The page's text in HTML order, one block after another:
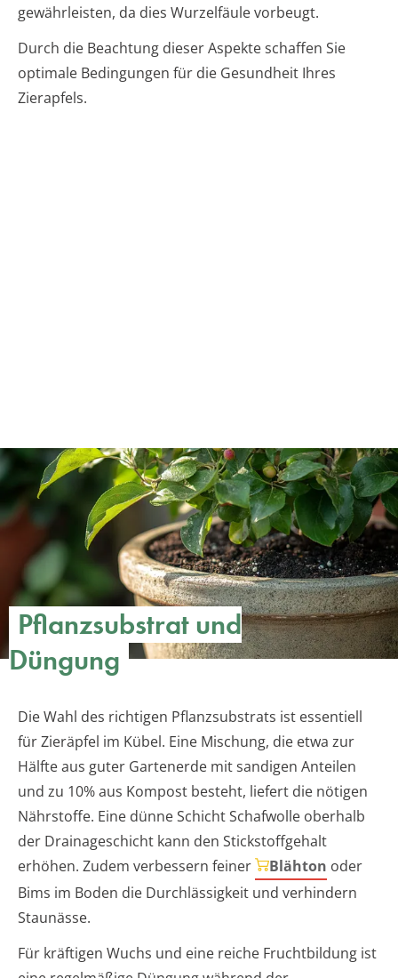
gewährleisten, da dies Wurzelfäule vorbeugt.
Durch die Beachtung dieser Aspekte schaffen Sie
optimale Bedingungen für die Gesundheit Ihres
Zierapfels.
Pflanzsubstrat und
Düngung
Die Wahl des richtigen Pflanzsubstrats ist essentiell
für Zieräpfel im Kübel. Eine Mischung, die etwa zur
Hälfte aus guter Gartenerde mit sandigen Anteilen
und zu 10% aus Kompost besteht, liefert die nötigen
Nährstoffe. Eine dünne Schicht Schafwolle oberhalb
der Drainageschicht kann den Stickstoffgehalt
erhöhen. Zudem verbessern feiner
Blähton oder
Bims im Boden die Durchlässigkeit und verhindern
Staunässe.
Für kräftigen Wuchs und eine reiche Fruchtbildung ist